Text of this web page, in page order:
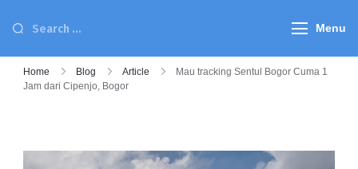
Menu
Home Blog Article
Mau tracking Sentul Bogor Cuma 1
Jam dari Cipenjo, Bogor